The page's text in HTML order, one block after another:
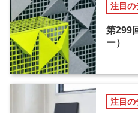
注目の
第299
ー）
注目の